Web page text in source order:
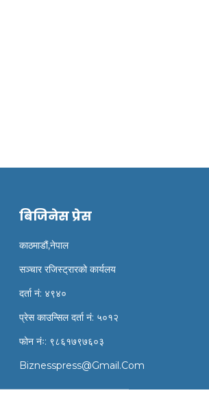
बिजिनेस प्रेस
काठमाडौं,नेपाल
सञ्चार रजिस्ट्रारको कार्यलय
दर्ता नं: ४९४०
प्रेस काउन्सिल दर्ता नं: ५०१२
फोन नंः: ९८६१७९७६०३
Biznesspress@gmail.com